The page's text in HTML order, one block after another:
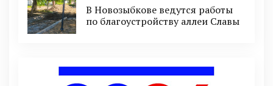
В Новозыбкове ведутся работы
по благоустройству аллеи Славы